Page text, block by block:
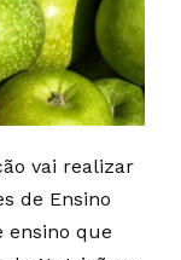
vai realizar
de Ensino
ensino que